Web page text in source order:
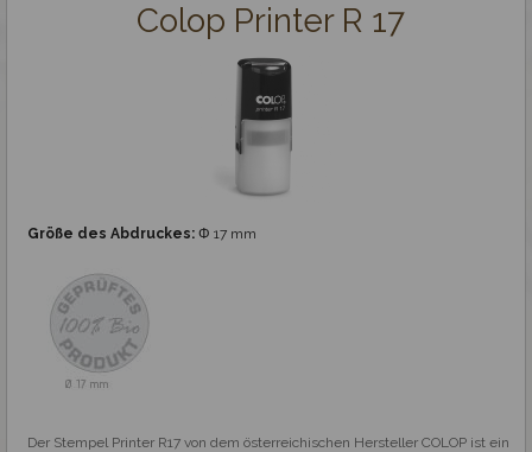
Colop Printer R 17
Größe des Abdruckes: Φ 17 mm
Der Stempel Printer R17 von dem österreichischen Hersteller COLOP ist ein